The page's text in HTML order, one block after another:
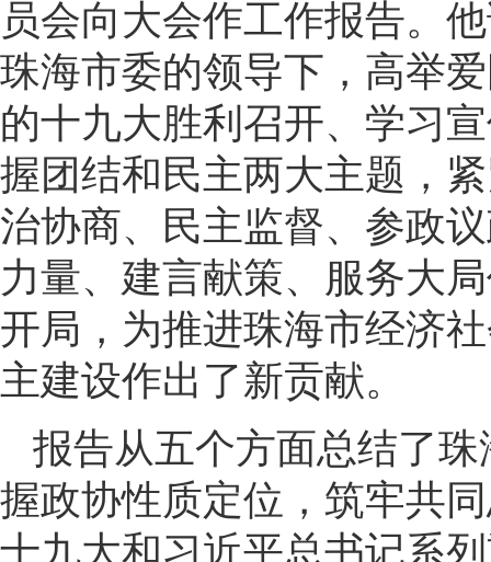
员会向大会作工作报告。
珠海市委的领导下，高举
的十九大胜利召开、学习
握团结和民主两大主题，
治协商、民主监督、参政
力量、建言献策、服务大
开局，为推进珠海市经济
主建设作出了新贡献。
报告从五个方面总结了
握政协性质定位，筑牢共
十九大和习近平总书记系